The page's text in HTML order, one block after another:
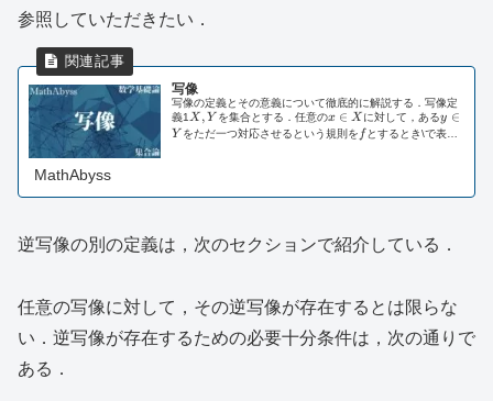
参照していただきたい．
写像
写像の定義とその意義について徹底的に解説する．写像定
義1 X,Y
X, Y を集合とする．任意のx\in
X
x ∈ Xに対して，あるy\in
Y
y ∈
Y をただ一つ対応させるという規則を ff とするとき\で表
MathAbyss
逆写像の別の定義は，次のセクションで紹介している．
任意の写像に対して，その逆写像が存在するとは限らな
い．逆写像が存在するための必要十分条件は，次の通りで
ある．